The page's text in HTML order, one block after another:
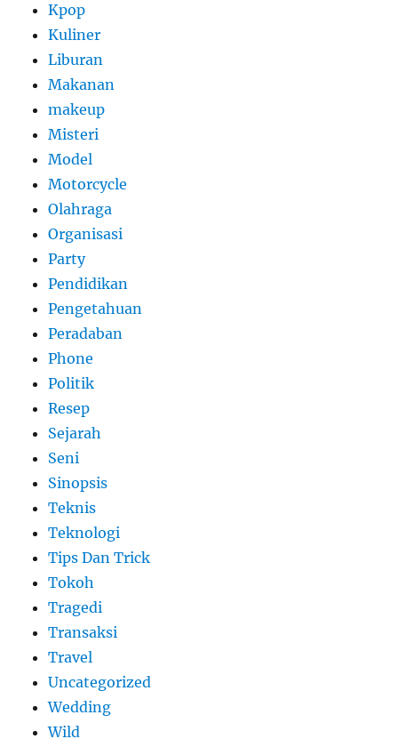
Kpop
Kuliner
Liburan
Makanan
makeup
Misteri
Model
Motorcycle
Olahraga
Organisasi
Party
Pendidikan
Pengetahuan
Peradaban
Phone
Politik
Resep
Sejarah
Seni
Sinopsis
Teknis
Teknologi
Tips Dan Trick
Tokoh
Tragedi
Transaksi
Travel
Uncategorized
Wedding
Wild